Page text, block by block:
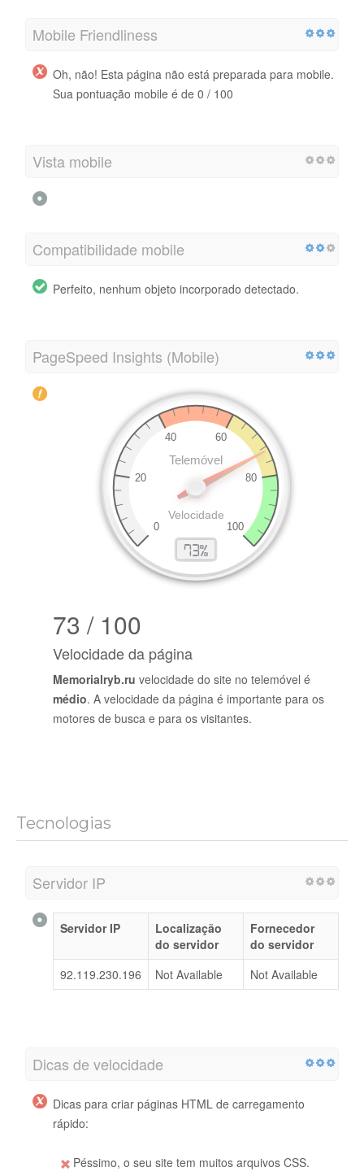
Mobile Friendliness
Oh, não! Esta página não está preparada para mobile.
Sua pontuação mobile é de 0 / 100
Vista mobile
Compatibilidade mobile
Perfeito, nenhum objeto incorporado detectado.
PageSpeed Insights (Mobile)
73 / 100
Velocidade da página
Memorialryb.ru velocidade do site no telemóvel é
médio. A velocidade da página é importante para os
motores de busca e para os visitantes.
Tecnologias
Servidor IP
Servidor IP
Localização
do servidor
Fornecedor
do servidor
92.119.230.196
Not Available Not Available
Dicas de velocidade
Dicas para criar páginas HTML de carregamento
rápido:
Péssimo, o seu site tem muitos arquivos CSS.